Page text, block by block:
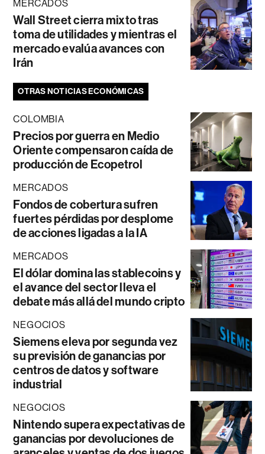
MERCADOS
Wall Street cierra mixto tras
toma de utilidades y mientras el
mercado evalúa avances con
Irán
OTRAS NOTICIAS ECONÓMICAS
COLOMBIA
Precios por guerra en Medio
Oriente compensaron caída de
producción de Ecopetrol
MERCADOS
Fondos de cobertura sufren
fuertes pérdidas por desplome
de acciones ligadas a la IA
MERCADOS
El dólar domina las stablecoins y
el avance del sector lleva el
debate más allá del mundo cripto
NEGOCIOS
Siemens eleva por segunda vez
su previsión de ganancias por
centros de datos y software
industrial
NEGOCIOS
Nintendo supera expectativas de
ganancias por devoluciones de